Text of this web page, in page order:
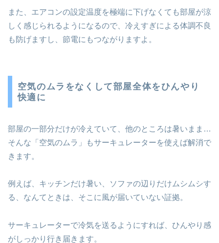
また、エアコンの設定温度を極端に下げなくても部屋が涼
しく感じられるようになるので、冷えすぎによる体調不良
も防げますし、節電にもつながりますよ。
空気のムラをなくして部屋全体をひんやり
快適に
部屋の一部分だけが冷えていて、他のところは暑いまま…
そんな「空気のムラ」もサーキュレーターを使えば解消で
きます。
例えば、キッチンだけ暑い、ソファの辺りだけムシムシす
る、なんてときは、そこに風が届いていない証拠。
サーキュレーターで冷気を送るようにすれば、ひんやり感
がしっかり行き届きます。